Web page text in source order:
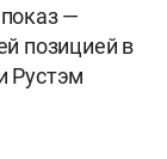
—
позицией в
Рустэм